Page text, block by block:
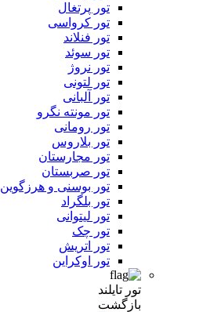
تور پرتغال
تور کرواسی
تور فنلاند
تور سوئد
تور نروژ
تور لتونی
تور آلبانی
تور مونته نگرو
تور رومانی
تور بلاروس
تور مجارستان
تور صربستان
تور بوسنی و هرزگوین
تور بلگراد
تور لیتوانی
تور چک
تور اتریش
تور اوکراین
تور تایلند
بازگشت